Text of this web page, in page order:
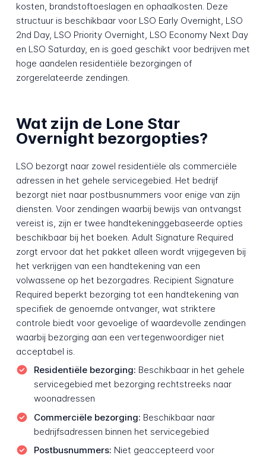
kosten, brandstoftoeslagen en ophaalkosten. Deze
structuur is beschikbaar voor LSO Early Overnight, LSO
2nd Day, LSO Priority Overnight, LSO Economy Next Day
en LSO Saturday, en is goed geschikt voor bedrijven met
hoge aandelen residentiële bezorgingen of
zorgerelateerde zendingen.
Wat zijn de Lone Star
Overnight bezorgopties?
LSO bezorgt naar zowel residentiële als commerciële
adressen in het gehele servicegebied. Het bedrijf
bezorgt niet naar postbusnummers voor enige van zijn
diensten. Voor zendingen waarbij bewijs van ontvangst
vereist is, zijn er twee handtekeninggebaseerde opties
beschikbaar bij het boeken. Adult Signature Required
zorgt ervoor dat het pakket alleen wordt vrijgegeven bij
het verkrijgen van een handtekening van een
volwassene op het bezorgadres. Recipient Signature
Required beperkt bezorging tot een handtekening van
specifiek de genoemde ontvanger, wat striktere
controle biedt voor gevoelige of waardevolle zendingen
waarbij bezorging aan een vertegenwoordiger niet
acceptabel is.
Residentiële bezorging: Beschikbaar in het gehele
servicegebied met bezorging rechtstreeks naar
woonadressen
Commerciële bezorging: Beschikbaar naar
bedrijfsadressen binnen het servicegebied
Postbusnummers: Niet geaccepteerd voor